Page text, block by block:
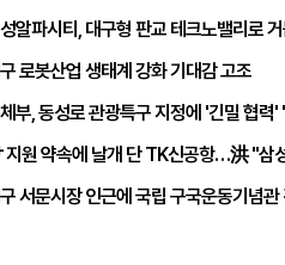
알파시티, 대구형 판교 테크노밸리로
로봇산업 생태계 강화 기대감 고조
부, 동성로 관광특구 지정에 '긴밀 협력'
원 약속에 날개 단 TK신공항…洪 "삼
서문시장 인근에 국립 구국운동기념